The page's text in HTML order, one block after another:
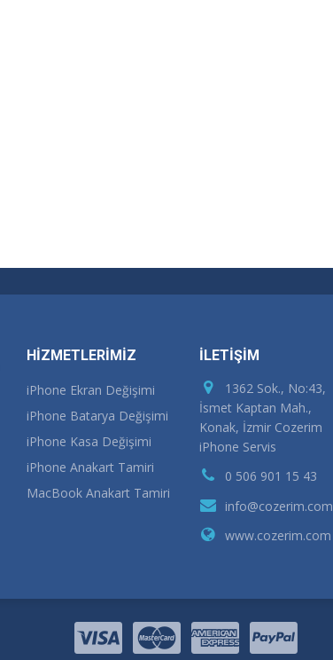
HİZMETLERİMİZ
iPhone Ekran Değişimi
iPhone Batarya Değişimi
iPhone Kasa Değişimi
iPhone Anakart Tamiri
MacBook Anakart Tamiri
İLETİŞİM
1362 Sok., No:43,
İsmet Kaptan Mah.,
Konak, İzmir Cozerim
iPhone Servis
0 506 901 15 43
info@cozerim.com
www.cozerim.com